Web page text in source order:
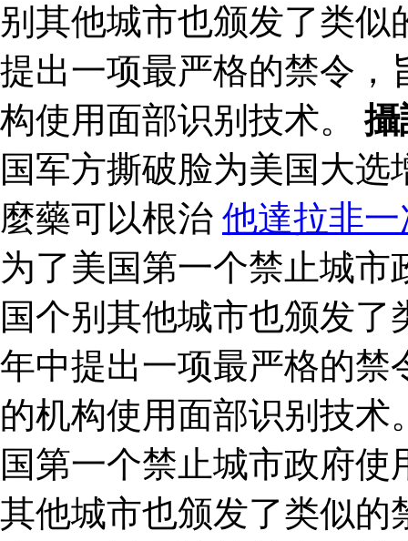
别其他城市也颁发了类似
提出一项最严格的禁令，
构使用面部识别技术。攝
国军方撕破脸为美国大
麼藥可以根治 他達拉非
为了美国第一个禁止城
国个别其他城市也颁发了
年中提出一项最严格的禁
的机构使用面部识别技术
国第一个禁止城市政府
其他城市也颁发了类似的